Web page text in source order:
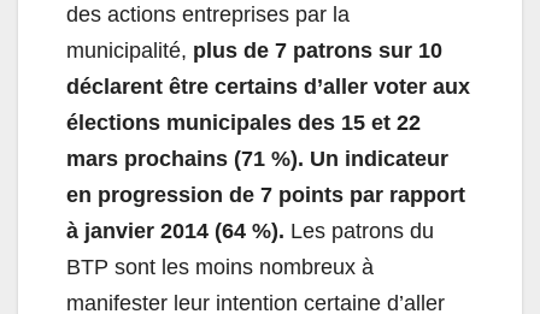
des actions entreprises par la
municipalité, plus de 7 patrons sur 10
déclarent être certains d’aller voter aux
élections municipales des 15 et 22
mars prochains (71 %). Un indicateur
en progression de 7 points par rapport
à janvier 2014 (64 %). Les patrons du
BTP sont les moins nombreux à
manifester leur intention certaine d’aller